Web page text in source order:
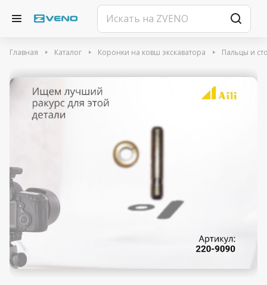
Главная Каталог Коронки на ковш экскаватора Пальцы и